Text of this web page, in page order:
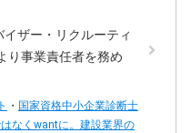
ザー・リクルーティ
り事業責任者を務め
・ 国家資格中小企業診断士
なくwantに。建設業界の